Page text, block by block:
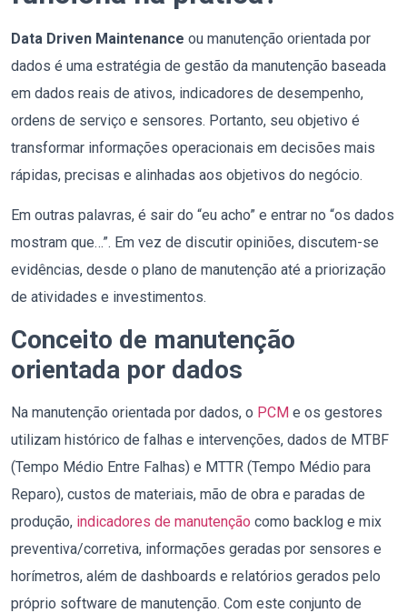
Data Driven Maintenance ou manutenção orientada por
dados é uma estratégia de gestão da manutenção baseada
em dados reais de ativos, indicadores de desempenho,
ordens de serviço e sensores. Portanto, seu objetivo é
transformar informações operacionais em decisões mais
rápidas, precisas e alinhadas aos objetivos do negócio.
Em outras palavras, é sair do “eu acho” e entrar no “os dados
mostram que…”. Em vez de discutir opiniões, discutem-se
evidências, desde o plano de manutenção até a priorização
de atividades e investimentos.
Conceito de manutenção
orientada por dados
Na manutenção orientada por dados, o PCM e os gestores
utilizam histórico de falhas e intervenções, dados de MTBF
(Tempo Médio Entre Falhas) e MTTR (Tempo Médio para
Reparo), custos de materiais, mão de obra e paradas de
produção, indicadores de manutenção como backlog e mix
preventiva/corretiva, informações geradas por sensores e
horímetros, além de dashboards e relatórios gerados pelo
próprio software de manutenção. Com este conjunto de